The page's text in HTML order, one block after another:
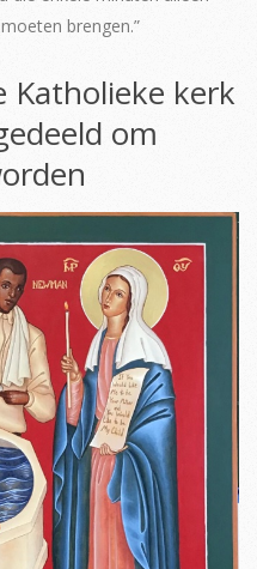
brengen.”
Katholieke kerk
om